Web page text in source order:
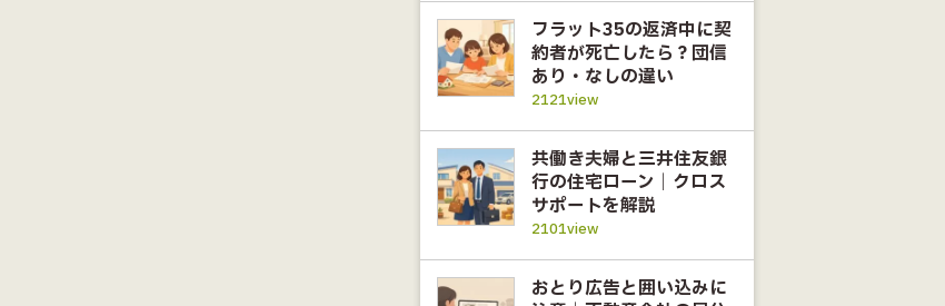
フラット35の返済中に契
約者が死亡したら？団信
あり・なしの違い
2121view
共働き夫婦と三井住友銀
行の住宅ローン｜クロス
サポートを解説
2101view
おとり広告と囲い込みに